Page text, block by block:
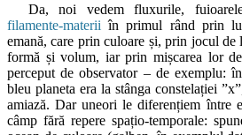
Da, noi vedem fluxurile,
filamente-materii în primul rând prin
emană, care prin culoare și, prin jocul de
formă și volum, iar prin mișcarea lor
perceput de observator – de exemplu:
bleu planeta era la stânga constelației
amiază. Dar uneori le diferențiem între
câmp fără repere spațio-temporale: